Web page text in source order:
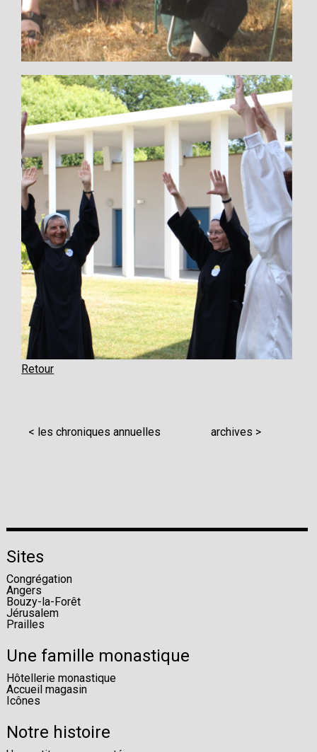
Retour
< les chroniques annuelles archives >
Sites
Congrégation
Angers
Bouzy-la-Forêt
Jérusalem
Prailles
Une famille monastique
Hôtellerie monastique
Accueil magasin
Icônes
Notre histoire